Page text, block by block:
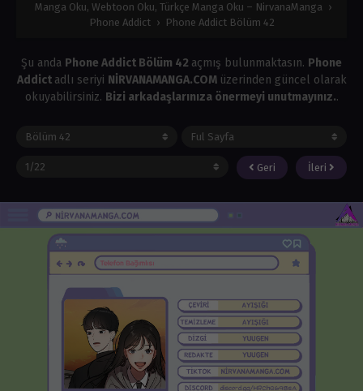
Manga Oku, Webtoon Oku, Türkçe Manga Oku – NirvanaManga ›
Phone Addict › Phone Addict Bölüm 42
Şu anda Phone Addict Bölüm 42 açmış bulunmaktasın. Phone
Addict adlı seriyi NİRVANAMANGA.COM üzerinden güncel olarak
okuyabilirsiniz. Bizi arkadaşlarınıza önermeyi unutmayınız..
Geri İleri